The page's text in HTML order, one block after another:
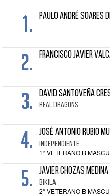
1. PAULO ANDRÉ SOARES
2. FRANCISCO JAVIER
3. DAVID SANTOVEÑA
REAL DRAGONS
4. JOSÉ ANTONIO RUBIO
INDEPENDIENTE
1° VETERANO B
5. JAVIER CHOZAS MEDINA
BIKILA
2° VETERANO B